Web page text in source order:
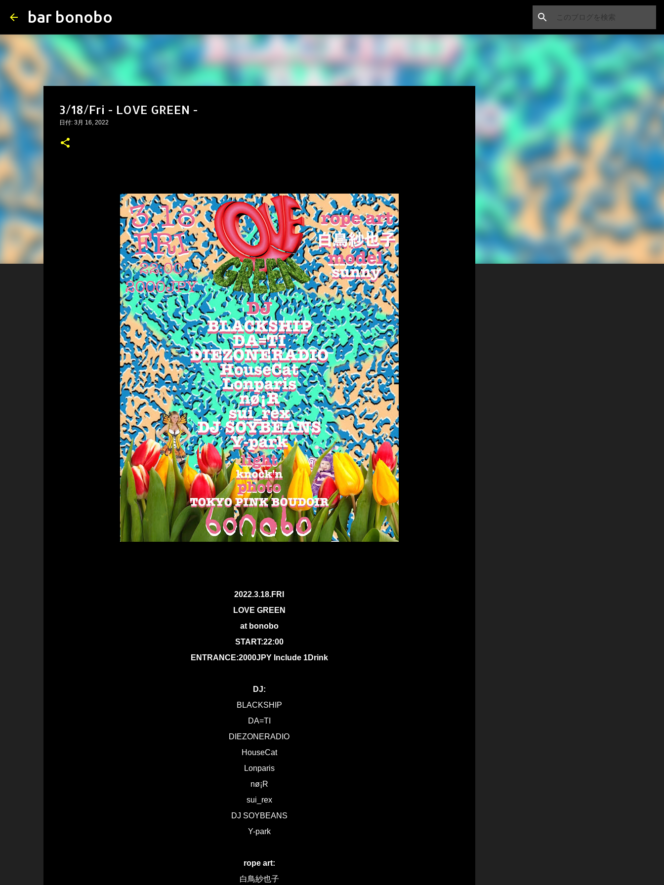
bar bonobo
3/18/Fri - LOVE GREEN -
日付: 3月 16, 2022
2022.3.18.FRI
LOVE GREEN
at bonobo
START:22:00
ENTRANCE:2000JPY Include 1Drink
DJ:
BLACKSHIP
DA=TI
DIEZONERADIO
HouseCat
Lonparis
nø¡R
sui_rex
DJ SOYBEANS
Y-park
rope art:
白鳥紗也子